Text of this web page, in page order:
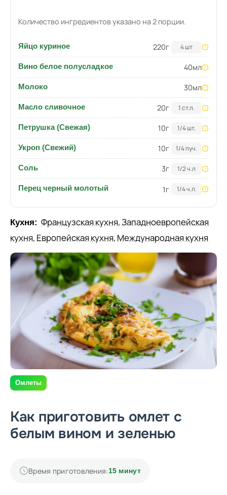
Количество ингредиентов указано на 2 порции.
Яйцо куриное 220г 4 шт
Вино белое полусладкое 40мл
Молоко 30мл
Масло сливочное 20г 1 ст.л.
Петрушка (Свежая) 10г 1/4 шт.
Укроп (Свежий) 10г 1/4 пуч.
Соль 3г 1/2 ч.л
Перец черный молотый 1г 1/4 ч.л.
Кухня: Французская кухня,Западноевропейская
кухня, Европейская кухня, Международная кухня
Омлеты
Как приготовить омлет с
белым вином и зеленью
Время приготовления:15 минут